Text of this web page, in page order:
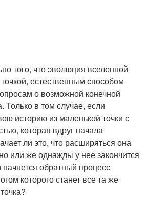
того, что эволюция вселенной
естественным способом
о возможной конечной
Только в том случае, если
историю из маленькой точки с
которая вдруг начала
ли это, что расширяться она
или же однажды у нее закончится
обратный процесс
которого станет все та же